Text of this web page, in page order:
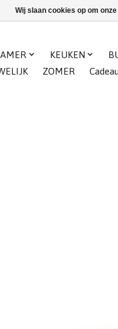
KEUKEN
ZOMER
Wij slaan cookies op om